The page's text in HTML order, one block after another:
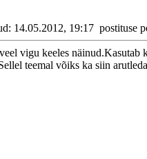
14.05.2012, 19:17 postituse
vigu keeles
teemal võiks ka siin